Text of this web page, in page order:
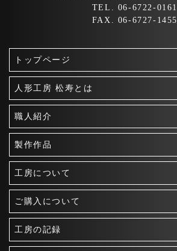
TEL. 06-6722-0161
FAX. 06-6727-1455
トップページ
人形工房 松寿とは
職人紹介
製作作品
工房について
ご購入について
工房の記録